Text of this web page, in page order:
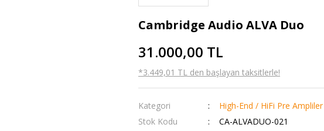
Cambridge Audio ALVA Duo
31.000,00 TL
*3.449,01 TL den başlayan taksitlerle!
Kategori
High-End / HiFi Pre Ampliler
Stok Kodu
CA-ALVADUO-021